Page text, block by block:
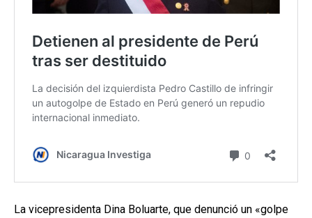
La vicepresidenta Dina Boluarte, que denunció un «golpe